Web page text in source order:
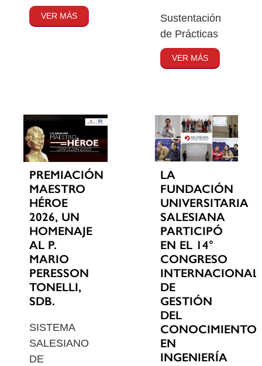
VER MÁS
Sustentación
de Prácticas
VER MÁS
PREMIACIÓN
MAESTRO
HÉROE
2026, UN
HOMENAJE
AL P.
MARIO
PERESSON
TONELLI,
SDB.
SISTEMA
SALESIANO
DE
LA
FUNDACIÓN
UNIVERSITARIA
SALESIANA
PARTICIPÓ
EN EL 14°
CONGRESO
INTERNACIONAL
DE
GESTIÓN
DEL
CONOCIMIENTO
EN
INGENIERÍA